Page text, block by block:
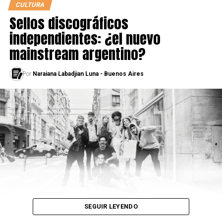
Todos los campeones nacionales:
2005: Tata
2006: CNO
2007: Cebos
2008: Obie One
2009:
2010:
2011:
2012: Tata
CULTURA
Sellos discográficos
independientes: ¿el nuevo
mainstream argentino?
Por Naraiana Labadjian Luna - Buenos Aires
SEGUIR LEYENDO